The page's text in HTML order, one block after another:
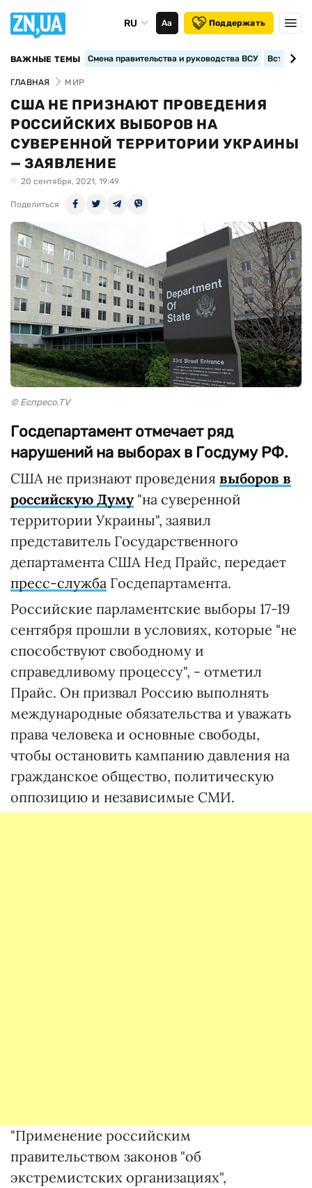
RU Аа Поддержать
ВАЖНЫЕ ТЕМЫ Смена правительства и руководства ВСУ
ГЛАВНАЯ МИР
США НЕ ПРИЗНАЮТ ПРОВЕДЕНИЯ
РОССИЙСКИХ ВЫБОРОВ НА
СУВЕРЕННОЙ ТЕРРИТОРИИ УКРАИНЫ
— ЗАЯВЛЕНИЕ
20 сентября, 2021, 19:49
Поделиться
© Еспресо.TV
Госдепартамент отмечает ряд
нарушений на выборах в Госдуму РФ.
США не признают проведения выборов в
российскую Думу "на суверенной
территории Украины", заявил
представитель Государственного
департамента США Нед Прайс, передает
пресс-служба Госдепартамента.
Российские парламентские выборы 17-19
сентября прошли в условиях, которые "не
способствуют свободному и
справедливому процессу", - отметил
Прайс. Он призвал Россию выполнять
международные обязательства и уважать
права человека и основные свободы,
чтобы остановить кампанию давления на
гражданское общество, политическую
оппозицию и независимые СМИ.
"Применение российским
правительством законов "об
экстремистских организациях",